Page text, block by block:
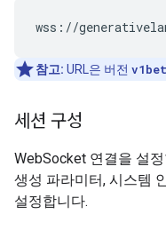
참고: URL은 버전
세션 구성
WebSocket 연결을 설
생성 파라미터, 시스템
설정합니다.